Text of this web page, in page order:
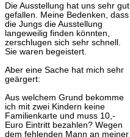
Die Ausstellung hat uns sehr gut
gefallen. Meine Bedenken, dass
die Jungs die Ausstellung
langeweilig finden könnten,
zerschlugen sich sehr schnell.
Sie waren begeistert.
Aber eine Sache hat mich sehr
geärgert:
Aus welchem Grund bekomme
ich mit zwei Kindern keine
Familienkarte und muss 10,-
Euro Eintritt bezahlen? Wegen
dem fehlenden Mann an meiner